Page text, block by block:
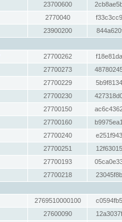
23700600
2770040
23900200
27700262
27700273
27700229
27700230
27700150
27700160
27700240
27700251
27700193
27700218
2769510000100
27600090